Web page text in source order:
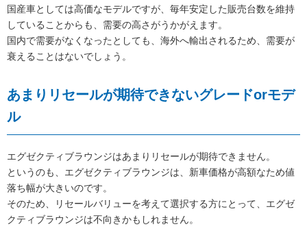
国産車としては高価なモデルですが、毎年安定した販売台数を維持
していることからも、需要の高さがうかがえます。
国内で需要がなくなったとしても、海外へ輸出されるため、需要が
衰えることはないでしょう。
あまりリセールが期待できないグレードorモデ
ル
エグゼクティブラウンジはあまりリセールが期待できません。
というのも、エグゼクティブラウンジは、新車価格が高額なため値
落ち幅が大きいのです。
そのため、リセールバリューを考えて選択する方にとって、エグゼ
クティブラウンジは不向きかもしれません。